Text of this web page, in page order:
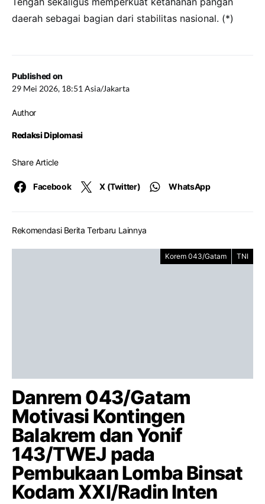
Published on
29 Mei 2026, 18:51 Asia/Jakarta
Author
Redaksi Diplomasi
Share Article
Facebook X (Twitter) WhatsApp
daerah sebagai bagian dari stabilitas nasional. (*)
Rekomendasi Berita Terbaru Lainnya
Korem 043/Gatam TNI
Danrem 043/Gatam
Motivasi Kontingen
Balakrem dan Yonif
143/TWEJ pada
Pembukaan Lomba Binsat
Kodam XXI/Radin Inten